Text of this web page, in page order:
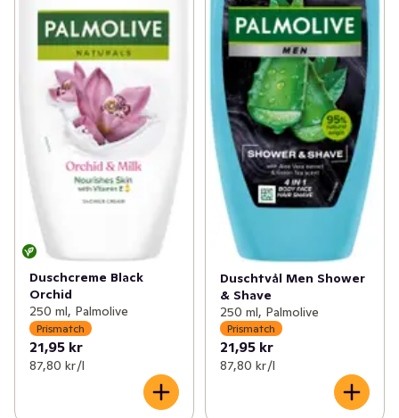
Duschcreme Black
Orchid
250 ml, Palmolive
Prismatch
21,95 kr
87,80 kr /l
Duschtvål Men Shower
& Shave
250 ml, Palmolive
Prismatch
21,95 kr
87,80 kr /l